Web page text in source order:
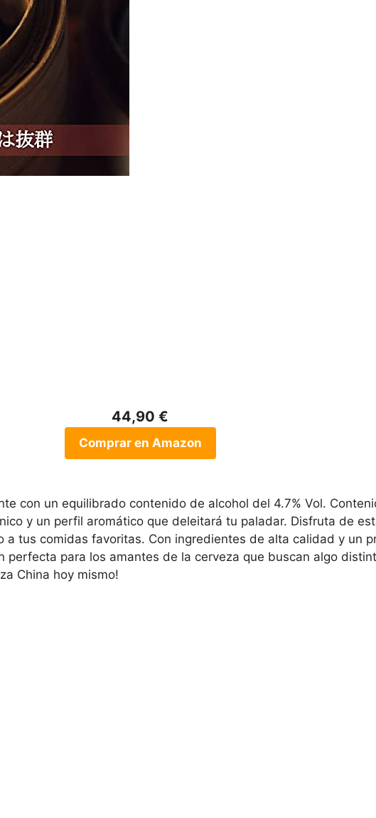
44,90 €
Comprar en Amazon
con un equilibrado contenido de alcohol del 4.7% Vol.
y un perfil aromático que deleitará tu paladar. Disfruta de
a tus comidas favoritas. Con ingredientes de alta calidad y un
perfecta para los amantes de la cerveza que buscan algo
China hoy mismo!